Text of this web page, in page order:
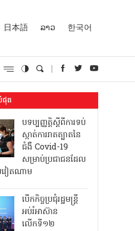
日本語 ລາວ 한국어
ផុត
បទប្បញ្ញត្តិស្តីពីការទប់
ស្កាត់ការរាតត្បាតនៃ
ជំងឺ Covid-19
សម្រាប់ប្រជាជនដែល
ៀតណាម
បើកកិច្ចប្រជុំរដ្ឋមន្ត្រី
អប់រំអាស៊ាន
លើកទី១២